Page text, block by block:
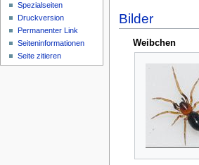
Bilder
Weibchen
Spezialseiten
Druckversion
Permanenter Link
Seiten­­informationen
Seite zitieren